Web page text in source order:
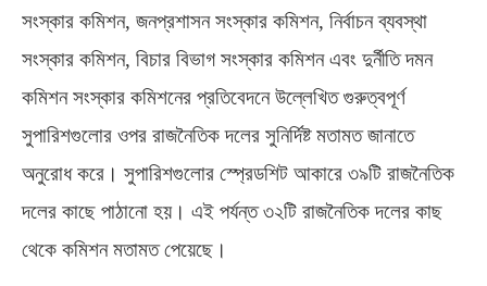
সংস্কার কমিশন, জনপ্রশাসন সংস্কার কমিশন, নির্বাচন ব্যবস্থা
সংস্কার কমিশন, বিচার বিভাগ সংস্কার কমিশন এবং দুর্নীতি দমন
কমিশন সংস্কার কমিশনের প্রতিবেদনে উল্লেখিত গুরুত্বপূর্ণ
সুপারিশগুলোর ওপর রাজনৈতিক দলের সুনির্দিষ্ট মতামত জানাতে
অনুরোধ করে। সুপারিশগুলোর স্প্রেডশিট আকারে ৩৯টি রাজনৈতিক
দলের কাছে পাঠানো হয়। এই পর্যন্ত ৩২টি রাজনৈতিক দলের কাছ
থেকে কমিশন মতামত পেয়েছে।